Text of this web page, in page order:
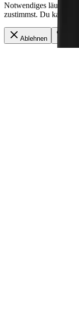
Notwendiges läuft
zustimmst. Du kannst
Ablehnen